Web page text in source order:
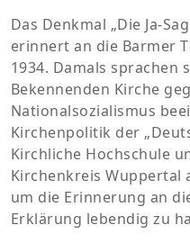
Das Denkmal „Die Ja-
erinnert an die Barmer
1934. Damals sprachen
Bekennenden Kirche
Nationalsozialismus
Kirchenpolitik der
Kirchliche Hochschule
Kirchenkreis Wuppertal
um die Erinnerung an
Erklärung lebendig zu